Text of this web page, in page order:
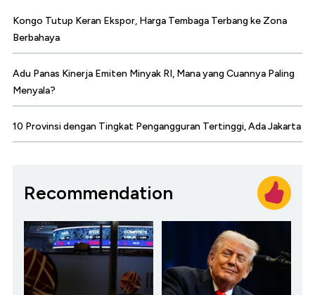
Kongo Tutup Keran Ekspor, Harga Tembaga Terbang ke Zona
Berbahaya
Adu Panas Kinerja Emiten Minyak RI, Mana yang Cuannya Paling
Menyala?
10 Provinsi dengan Tingkat Pengangguran Tertinggi, Ada Jakarta
Recommendation